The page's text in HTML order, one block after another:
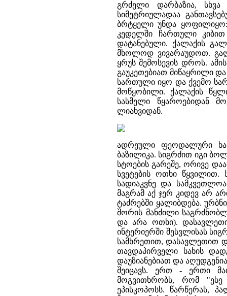
გრძელი დარბაზია,
სიმეტრიულადაა
ბრტყელი უნდა ყოფილიყო:
კედელში ჩართული
დატანებული. ქალაქის
მხოლოდ ვივარაუდოთ.
ყრუს შემოსევის დროს.
გაუკეთებიათ მიწაყრილი
სართული იყო და ქვემო
მოწყობილი. ქალაქის
სასმელი წყაროებიდან
ლიახვიდან.
ადრეული ფეოდალური
ბაზილიკა. სიგრძით იგი
სტოების გარეშე, ორივე
სვეტების ოთხი წყვილით.
სადიაკვნე და
მაგრამ აქ ჯერ კიდევ არ
ტაძრებში ყალიბდება.
შორის მანძილი
და არა ოთხი).
ინტერიერში შესვლისას
სამხრეთით, დასავლეთით
თავდაპირველი სახის
დაუზიანებიათ და
შეიცავს. ერთ - ერთი
მოგვითხრობს, რომ
ეპისკოპოსს. წარწერას,